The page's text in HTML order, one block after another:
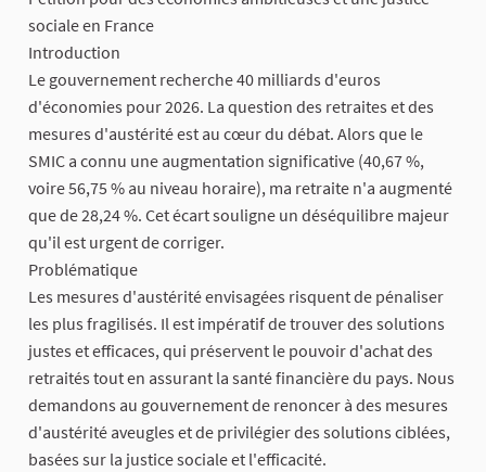
sociale en France
Introduction
Le gouvernement recherche 40 milliards d'euros
d'économies pour 2026. La question des retraites et des
mesures d'austérité est au cœur du débat. Alors que le
SMIC a connu une augmentation significative (40,67 %,
voire 56,75 % au niveau horaire), ma retraite n'a augmenté
que de 28,24 %. Cet écart souligne un déséquilibre majeur
qu'il est urgent de corriger.
Problématique
Les mesures d'austérité envisagées risquent de pénaliser
les plus fragilisés. Il est impératif de trouver des solutions
justes et efficaces, qui préservent le pouvoir d'achat des
retraités tout en assurant la santé financière du pays. Nous
demandons au gouvernement de renoncer à des mesures
d'austérité aveugles et de privilégier des solutions ciblées,
basées sur la justice sociale et l'efficacité.